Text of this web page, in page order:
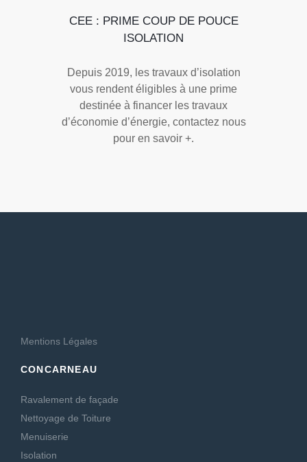
CEE : PRIME COUP DE POUCE
ISOLATION
Depuis 2019, les travaux d’isolation
vous rendent éligibles à une prime
destinée à financer les travaux
d’économie d’énergie, contactez nous
pour en savoir +.
Mentions Légales
CONCARNEAU
Ravalement de façade
Nettoyage de Toiture
Menuiserie
Isolation